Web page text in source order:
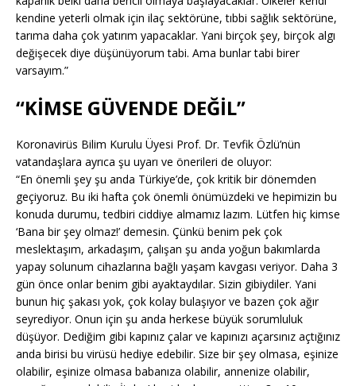
kendine yeterli olmak için ilaç sektörüne, tıbbi sağlık sektörüne,
tarıma daha çok yatırım yapacaklar. Yani birçok şey, birçok algı
değişecek diye düşünüyorum tabi. Ama bunlar tabi birer
varsayım.”
“KİMSE GÜVENDE DEĞİL”
Koronavirüs Bilim Kurulu Üyesi Prof. Dr. Tevfik Özlü’nün
vatandaşlara ayrıca şu uyarı ve önerileri de oluyor:
“En önemli şey şu anda Türkiye’de, çok kritik bir dönemden
geçiyoruz. Bu iki hafta çok önemli önümüzdeki ve hepimizin bu
konuda durumu, tedbiri ciddiye almamız lazım. Lütfen hiç kimse
‘Bana bir şey olmaz!’ demesin. Çünkü benim pek çok
meslektaşım, arkadaşım, çalışan şu anda yoğun bakımlarda
yapay solunum cihazlarına bağlı yaşam kavgası veriyor. Daha 3
gün önce onlar benim gibi ayaktaydılar. Sizin gibiydiler. Yani
bunun hiç şakası yok, çok kolay bulaşıyor ve bazen çok ağır
seyrediyor. Onun için şu anda herkese büyük sorumluluk
düşüyor. Dediğim gibi kapınız çalar ve kapınızı açarsınız açtığınız
anda birisi bu virüsü hediye edebilir. Size bir şey olmasa, eşinize
olabilir, eşinize olmasa babanıza olabilir, annenize olabilir,